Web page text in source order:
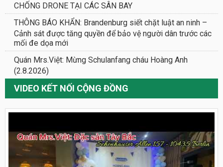
CHỐNG DRONE TẠI CÁC SÂN BAY
THÔNG BÁO KHẨN: Brandenburg siết chặt luật an ninh –
Cảnh sát được tăng quyền để bảo vệ người dân trước các
mối đe dọa mới
Quán Mrs.Việt: Mừng Schulanfang cháu Hoàng Anh
(2.8.2026)
VIDEO KẾT NỐI CỘNG ĐỒNG